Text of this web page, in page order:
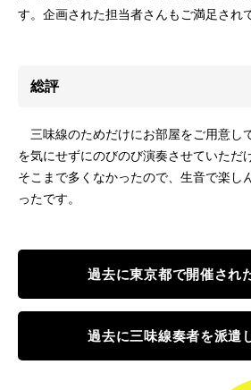
す。企画された担当者さんもご満足され
総評
三味線のためだけにお部屋をご用意し
を気にせずにのびのび演奏させていただ
そこまで多くなかったので、生音で楽し
ったです。
過去に東京都で開催され
過去に三味線奏者を派遣